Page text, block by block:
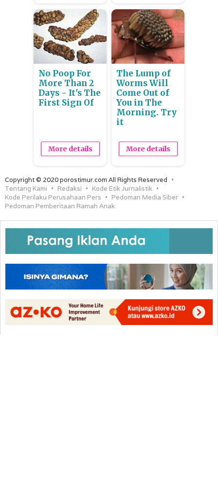
No Poop For
More Than 2
Days - It's The
First Sign Of
More details
The Lump of
Worms Will
Come Out of
You in The
Morning. Try
it
More details
Copyright © 2020 porostimur.com All Rights Reserved
Tentang Kami
Redaksi
Kode Etik Jurnalistik
Kode Perilaku Perusahaan Pers
Pedoman Media Siber
Pedoman Pemberitaan Ramah Anak